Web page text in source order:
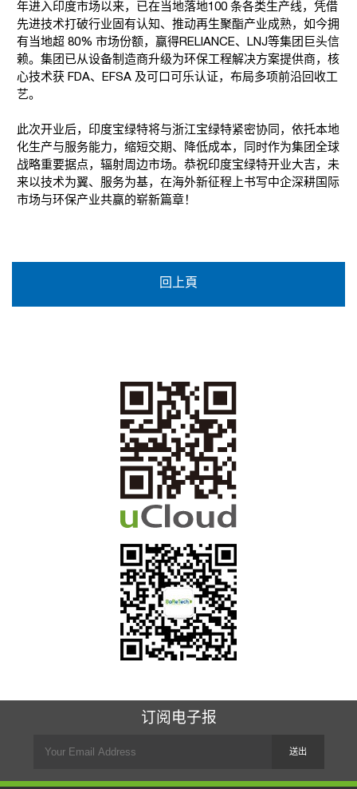
年进入印度市场以来，已在当地落地100 条各类生产线，凭借
先进技术打破行业固有认知、推动再生聚酯产业成熟，如今拥
有当地超 80% 市场份额，赢得RELIANCE、LNJ等集团巨头信
赖。集团已从设备制造商升级为环保工程解决方案提供商，核
心技术获 FDA、EFSA 及可口可乐认证，布局多项前沿回收工
艺。
此次开业后，印度宝绿特将与浙江宝绿特紧密协同，依托本地
化生产与服务能力，缩短交期、降低成本，同时作为集团全球
战略重要据点，辐射周边市场。恭祝印度宝绿特开业大吉，未
来以技术为翼、服务为基，在海外新征程上书写中企深耕国际
市场与环保产业共赢的崭新篇章！
回上頁
订阅电子报
送出